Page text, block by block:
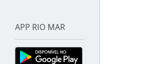
APP RIO MAR